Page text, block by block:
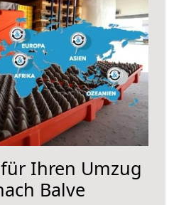
Ihren Umzug
Balve